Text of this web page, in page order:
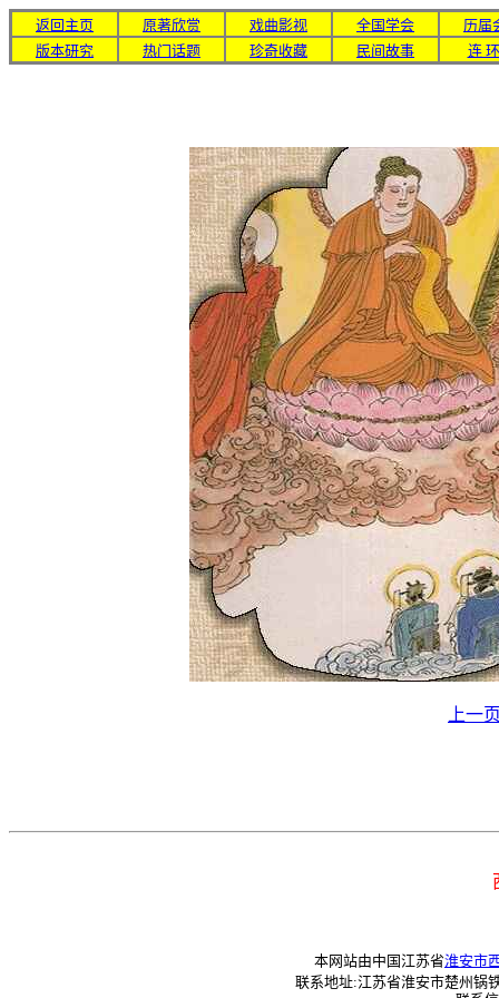
返回主页 原著欣赏 戏曲影视 全国学会
历届
版本研究
热门话题 珍奇收藏 民间故事 连
上一
本网站由中国江苏省淮安市
联系地址:江苏省淮安市楚州